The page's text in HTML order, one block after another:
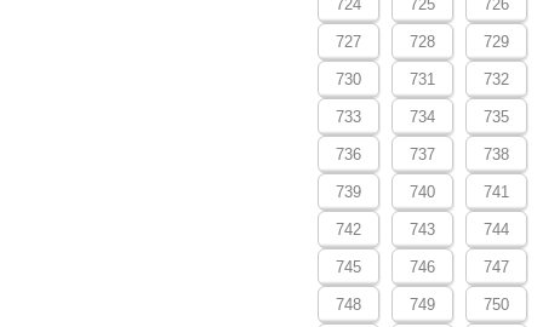
724 725 726
727 728 729
730 731 732
733 734 735
736 737 738
739 740 741
742 743 744
745 746 747
748 749 750